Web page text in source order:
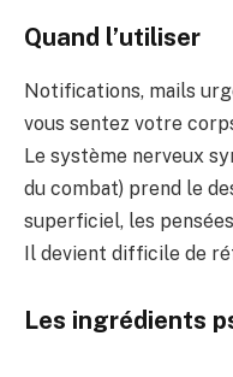
Quand l’utiliser
Notifications, mails
vous sentez votre
Le système nerveux
du combat) prend le
superficiel, les
Il devient difficile de
Les ingrédients